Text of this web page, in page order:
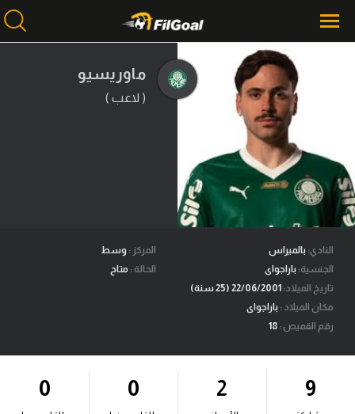
محتوى إخباري
الرئيسية
أخبار
مباريات
فانتازي في الجول
مسابقة التوقعات
فيديوهات
آراء حرة
ركن الألعاب
ماوريسيو
( لاعب )
النادي: بالميراس
الجنسية: باراجواى
تاريخ الميلاد:
مكان الميلاد : باراجواى
رقم القميص :
المركز : وسط
الحالة : متاح
9
2
0
0